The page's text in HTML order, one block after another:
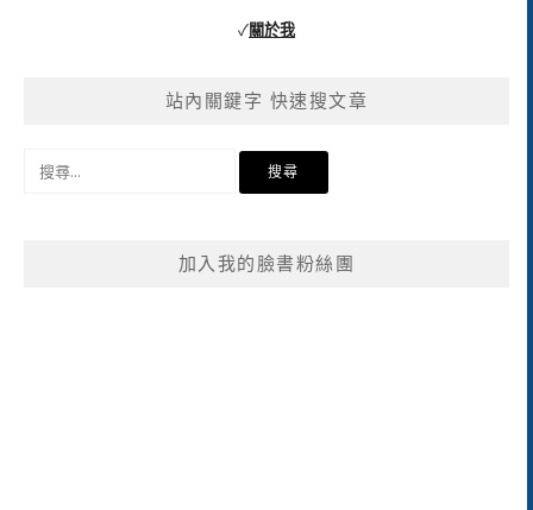
✓關於我
站內關鍵字 快速搜文章
加入我的臉書粉絲團